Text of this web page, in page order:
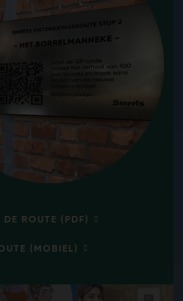
ROUTE (PDF)
(MOBIEL)